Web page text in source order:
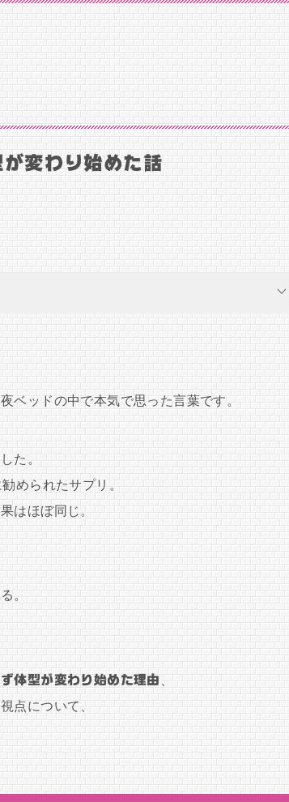
変わり始めた話
ベッドの中で本気で思った言葉です。
た。
められたサプリ。
はほぼ同じ。
。
体型が変わり始めた理由、
点について、